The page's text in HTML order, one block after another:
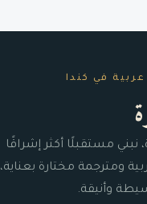
نبني مستقبلًا أكثر إشراقًا
ومترجمة مختارة بعناية،
وأنيقة.